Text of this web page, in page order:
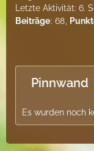
Letzte Aktivität: 6.
Beiträge 68
Pinnwand
Es wurden noch